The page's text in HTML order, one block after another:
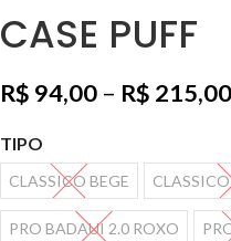
CASE PUFF
R$ 94,00 – R$ 215,00
TIPO
CLASSICO BEGE
PRO BADAUI 2.0 ROXO